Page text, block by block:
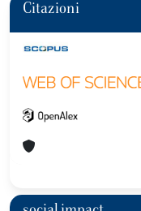
Citazioni